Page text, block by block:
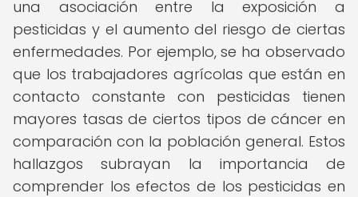
una asociación entre la exposición a
pesticidas y el aumento del riesgo de ciertas
enfermedades. Por ejemplo, se ha observado
que los trabajadores agrícolas que están en
contacto constante con pesticidas tienen
mayores tasas de ciertos tipos de cáncer en
comparación con la población general. Estos
hallazgos subrayan la importancia de
comprender los efectos de los pesticidas en